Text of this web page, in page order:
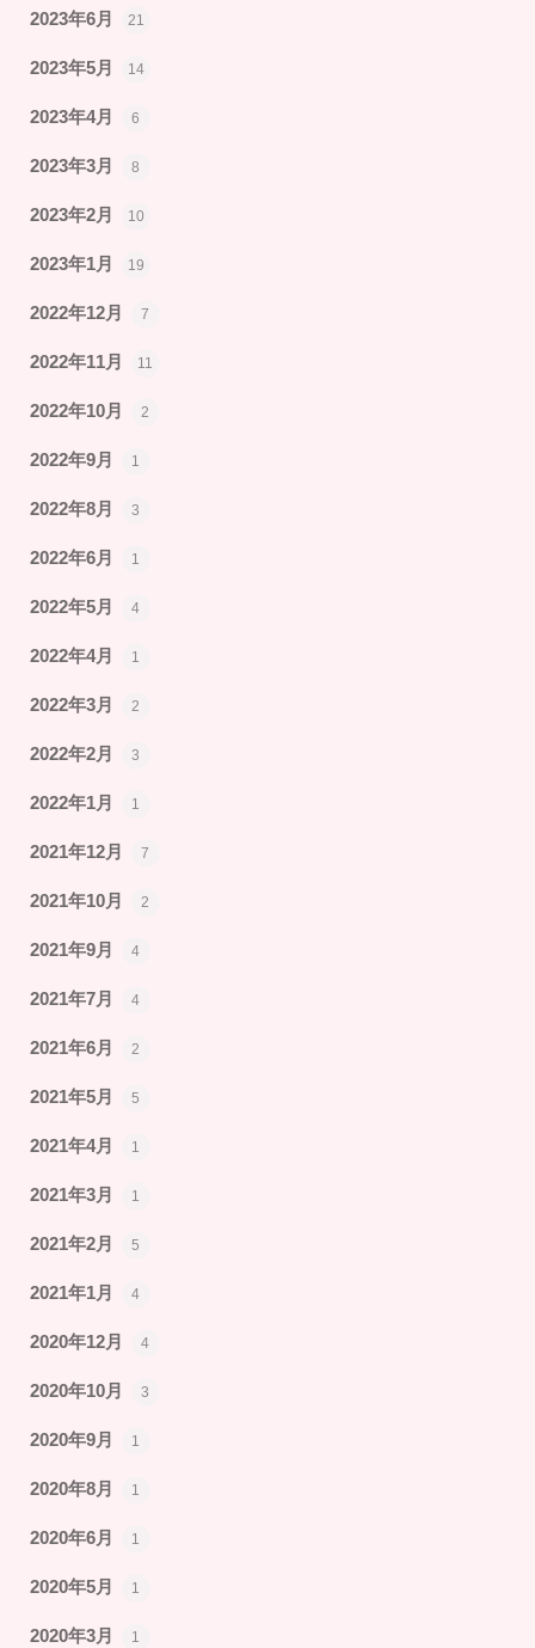
2023年6月 21
2023年5月 14
2023年4月 6
2023年3月 8
2023年2月 10
2023年1月 19
2022年12月 7
2022年11月 11
2022年10月 2
2022年9月 1
2022年8月 3
2022年6月 1
2022年5月 4
2022年4月 1
2022年3月 2
2022年2月 3
2022年1月 1
2021年12月 7
2021年10月 2
2021年9月 4
2021年7月 4
2021年6月 2
2021年5月 5
2021年4月 1
2021年3月 1
2021年2月 5
2021年1月 4
2020年12月 4
2020年10月 3
2020年9月 1
2020年8月 1
2020年6月 1
2020年5月 1
2020年3月 1